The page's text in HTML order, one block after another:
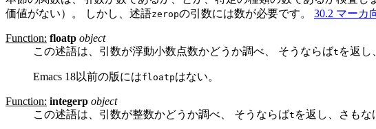
価値がない）。 しかし、述語zeropの引数には数が必要です。 30.2 マーカ
Function: floatp object
この述語は、引数が浮動小数点数かどうか調べ、 そうならばt を返し
Emacs 18以前の版にはfloatpはない。
Function: integerp object
この述語は、引数が整数かどうか調べ、 そうならばt を返し、さもな